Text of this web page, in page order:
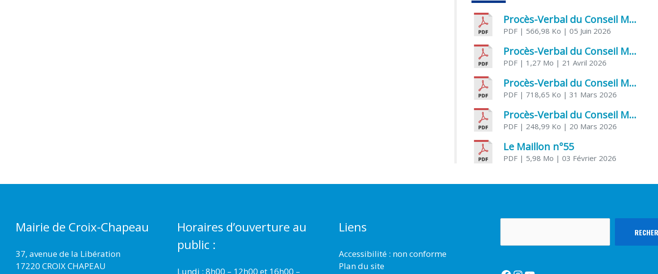
Procès-Verbal du Conseil Municipal du 5 juin 2026
PDF | 566,98 Ko | 05 Juin 2026
Procès-Verbal du Conseil Municipal du 21 avril 2026
PDF | 1,27 Mo | 21 Avril 2026
Procès-Verbal du Conseil Municipal du 31 mars 2026
PDF | 718,65 Ko | 31 Mars 2026
Procès-Verbal du Conseil Municipal du 20 mars 2026
PDF | 248,99 Ko | 20 Mars 2026
Le Maillon n°55
PDF | 5,98 Mo | 03 Février 2026
Mairie de Croix-Chapeau
37, avenue de la Libération
17220 CROIX CHAPEAU
Horaires d’ouverture au
public :
Lundi : 8h00 – 12h00 et 16h00 –
Liens
Accessibilité : non conforme
Plan du site